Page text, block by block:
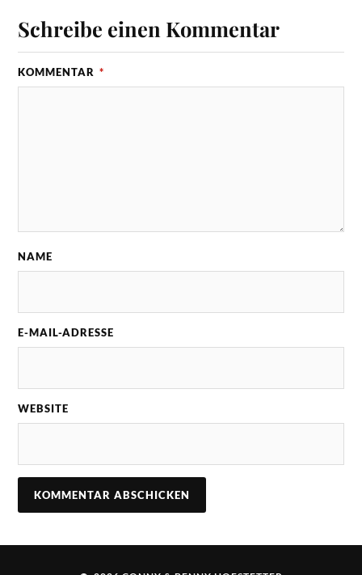
Schreibe einen Kommentar
KOMMENTAR *
NAME
E-MAIL-ADRESSE
WEBSITE